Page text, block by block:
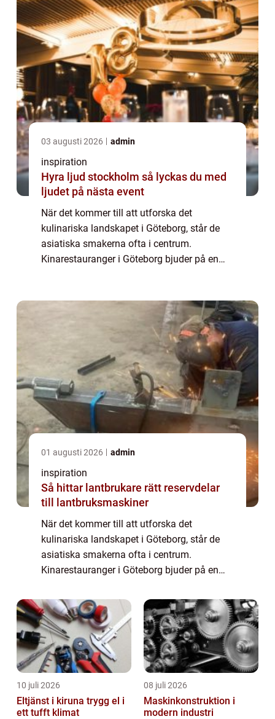
03 augusti 2026 admin
inspiration
Hyra ljud stockholm så lyckas du med
ljudet på nästa event
När det kommer till att utforska det
kulinariska landskapet i Göteborg, står de
asiatiska smakerna ofta i centrum.
Kinarestauranger i Göteborg bjuder på en
01 augusti 2026 admin
inspiration
Så hittar lantbrukare rätt reservdelar
till lantbruksmaskiner
När det kommer till att utforska det
kulinariska landskapet i Göteborg, står de
asiatiska smakerna ofta i centrum.
Kinarestauranger i Göteborg bjuder på en
smakresa genom det kin...
10 juli 2026
Eltjänst i kiruna trygg el i
ett tufft klimat
08 juli 2026
Maskinkonstruktion i
modern industri